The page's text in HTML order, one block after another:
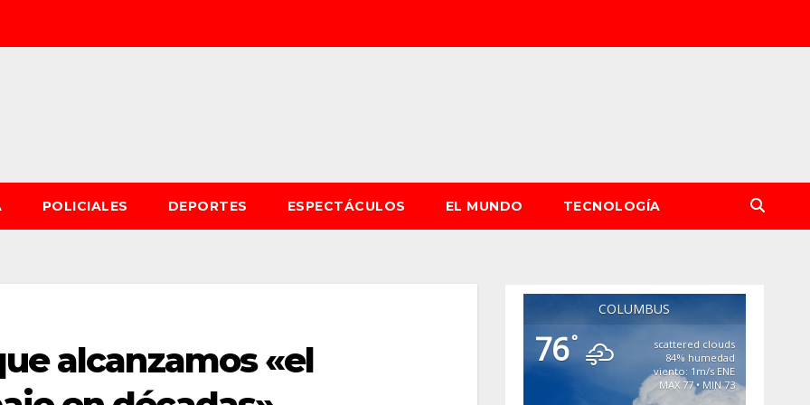
POLICIALES DEPORTES ESPECTÁCULOS EL MUNDO TECNOLOGÍA
alcanzamos «el
COLUMBUS
76°
scattered clouds
84% humedad
viento: 1m/s ENE
MAX 77 • MIN 73